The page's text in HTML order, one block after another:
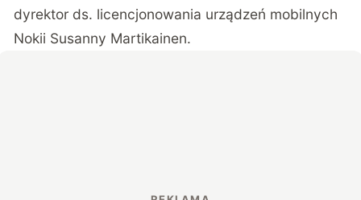
dyrektor ds. licencjonowania urządzeń mobilnych
Nokii Susanny Martikainen.